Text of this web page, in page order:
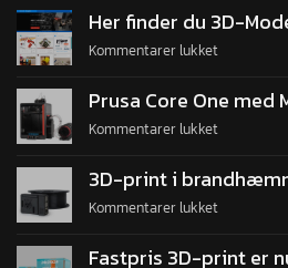
Her finder du 3D-
Kommentarer lukket
Prusa Core One med
Kommentarer lukket
3D-print i
Kommentarer lukket
Fastpris 3D-print er